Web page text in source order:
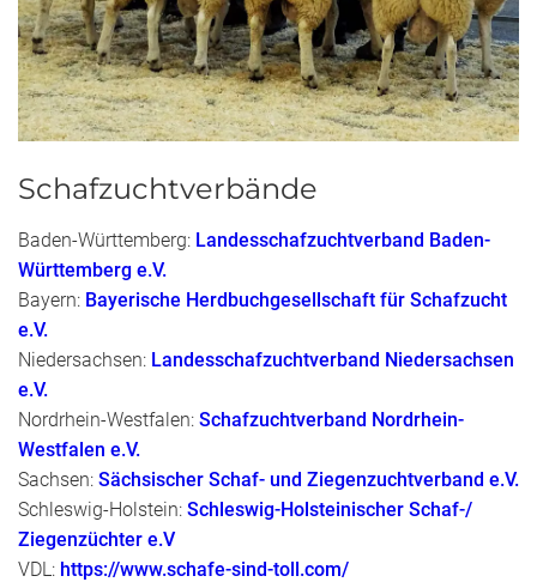
Schafzuchtverbände
Baden-Württemberg: Landesschafzuchtverband Baden-
Württemberg e.V.
Bayern: Bayerische Herdbuchgesellschaft für Schafzucht
e.V.
Niedersachsen: Landesschafzuchtverband Niedersachsen
e.V.
Nordrhein-Westfalen: Schafzuchtverband Nordrhein-
Westfalen e.V.
Sachsen: Sächsischer Schaf- und Ziegenzuchtverband e.V.
Schleswig-Holstein: Schleswig-Holsteinischer Schaf-/
Ziegenzüchter e.V
VDL: https://www.schafe-sind-toll.com/